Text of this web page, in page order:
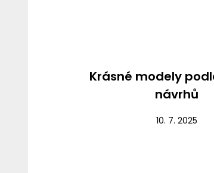
Krásné modely
návrhů
10. 7. 2025